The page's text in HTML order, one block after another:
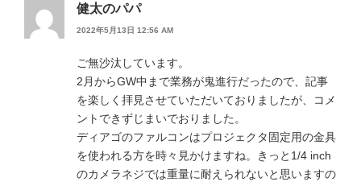
健太のパパ
2022年5月13日 12:56 AM
ご無沙汰しています。
2月からGW中まで業務が鬼進行だったので、記事
を楽しく拝見させていただいておりましたが、コメ
ントできずじまいでおりました。
ディアゴのファルコンはプロジェクタ固定用の金具
を使われる方を時々見かけますね。きっと1/4 inch
のカメラネジでは重量に耐えられないと思いますの